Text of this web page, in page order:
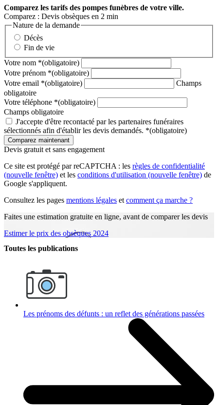
Comparez les tarifs des pompes funèbres de votre ville.
Comparez : Devis obsèques en 2 min
Nature de la demande
Décès
Fin de vie
Votre nom *(obligatoire)
Votre prénom *(obligatoire)
Votre email *(obligatoire)
Champs
obligatoire
Votre téléphone *(obligatoire)
Champs obligatoire
J'accepte d'être recontacté par les partenaires funéraires
sélectionnés afin d'établir les devis demandés. *(obligatoire)
Devis gratuit et sans engagement
Ce site est protégé par reCAPTCHA : les règles de confidentialité
(nouvelle fenêtre) et les conditions d'utilisation (nouvelle fenêtre) de
Google s'appliquent.
Consultez les pages mentions légales et comment ça marche ?
Faites une estimation gratuite en ligne, avant de comparer les devis
Estimer le prix des obsèques 2024
Toutes les publications
Les prénoms des défunts : un reflet des générations passées